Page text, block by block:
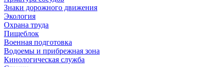
Знаки дорожного движения
Экология
Охрана труда
Пищеблок
Военная подготовка
Водоемы и прибрежная зона
Кинологическая служба